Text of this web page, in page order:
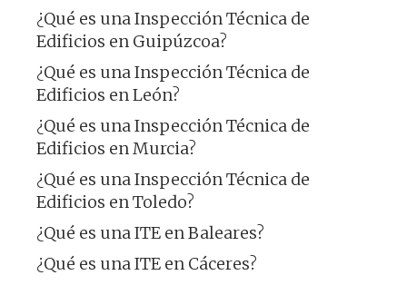
¿Qué es una Inspección Técnica de
Edificios en Guipúzcoa?
¿Qué es una Inspección Técnica de
Edificios en León?
¿Qué es una Inspección Técnica de
Edificios en Murcia?
¿Qué es una Inspección Técnica de
Edificios en Toledo?
¿Qué es una ITE en Baleares?
¿Qué es una ITE en Cáceres?